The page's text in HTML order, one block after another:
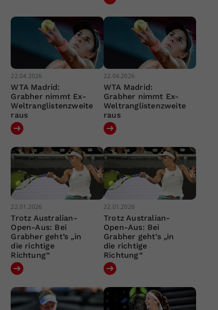
22.04.2026
WTA Madrid:
Grabher nimmt Ex-
Weltranglistenzweite
raus
22.04.2026
WTA Madrid:
Grabher nimmt Ex-
Weltranglistenzweite
raus
22.01.2026
Trotz Australian-
Open-Aus: Bei
Grabher geht’s „in
die richtige
Richtung“
22.01.2026
Trotz Australian-
Open-Aus: Bei
Grabher geht’s „in
die richtige
Richtung“